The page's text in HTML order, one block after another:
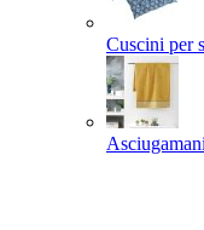
Cuscini per